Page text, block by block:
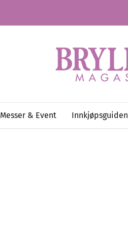
Messer & Event Innkjøpsguiden